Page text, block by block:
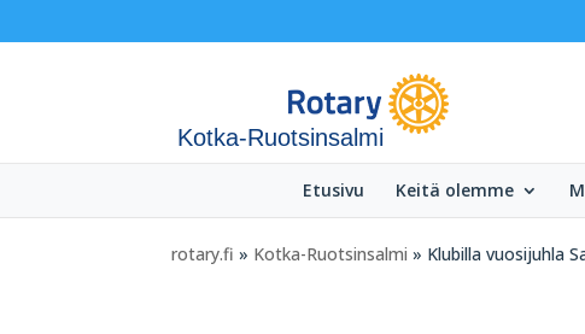
Kotka-Ruotsinsalmi
Etusivu Keitä olemme
rotary.fi » Kotka-Ruotsinsalmi » Klubilla vuosijuhla